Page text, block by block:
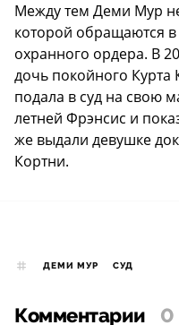
Между тем Деми Мур
которой обращаются в
охранного ордера. В
дочь покойного
подала в суд на свою
летней Фрэнсис и
же выдали девушке
Кортни.
ДЕМИ МУР СУД
Комментарии 0